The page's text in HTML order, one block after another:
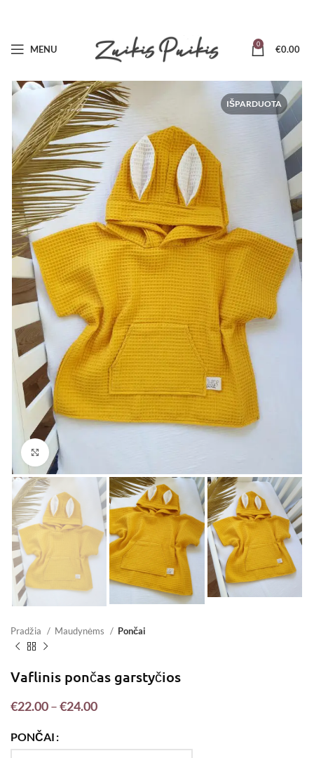
MENU 0 €0.00
IŠPARDUOTA
Padidinti
Pradžia Maudynėms Pončai
Vaflinis pončas garstyčios
€22.00–€24.00
PONČAI